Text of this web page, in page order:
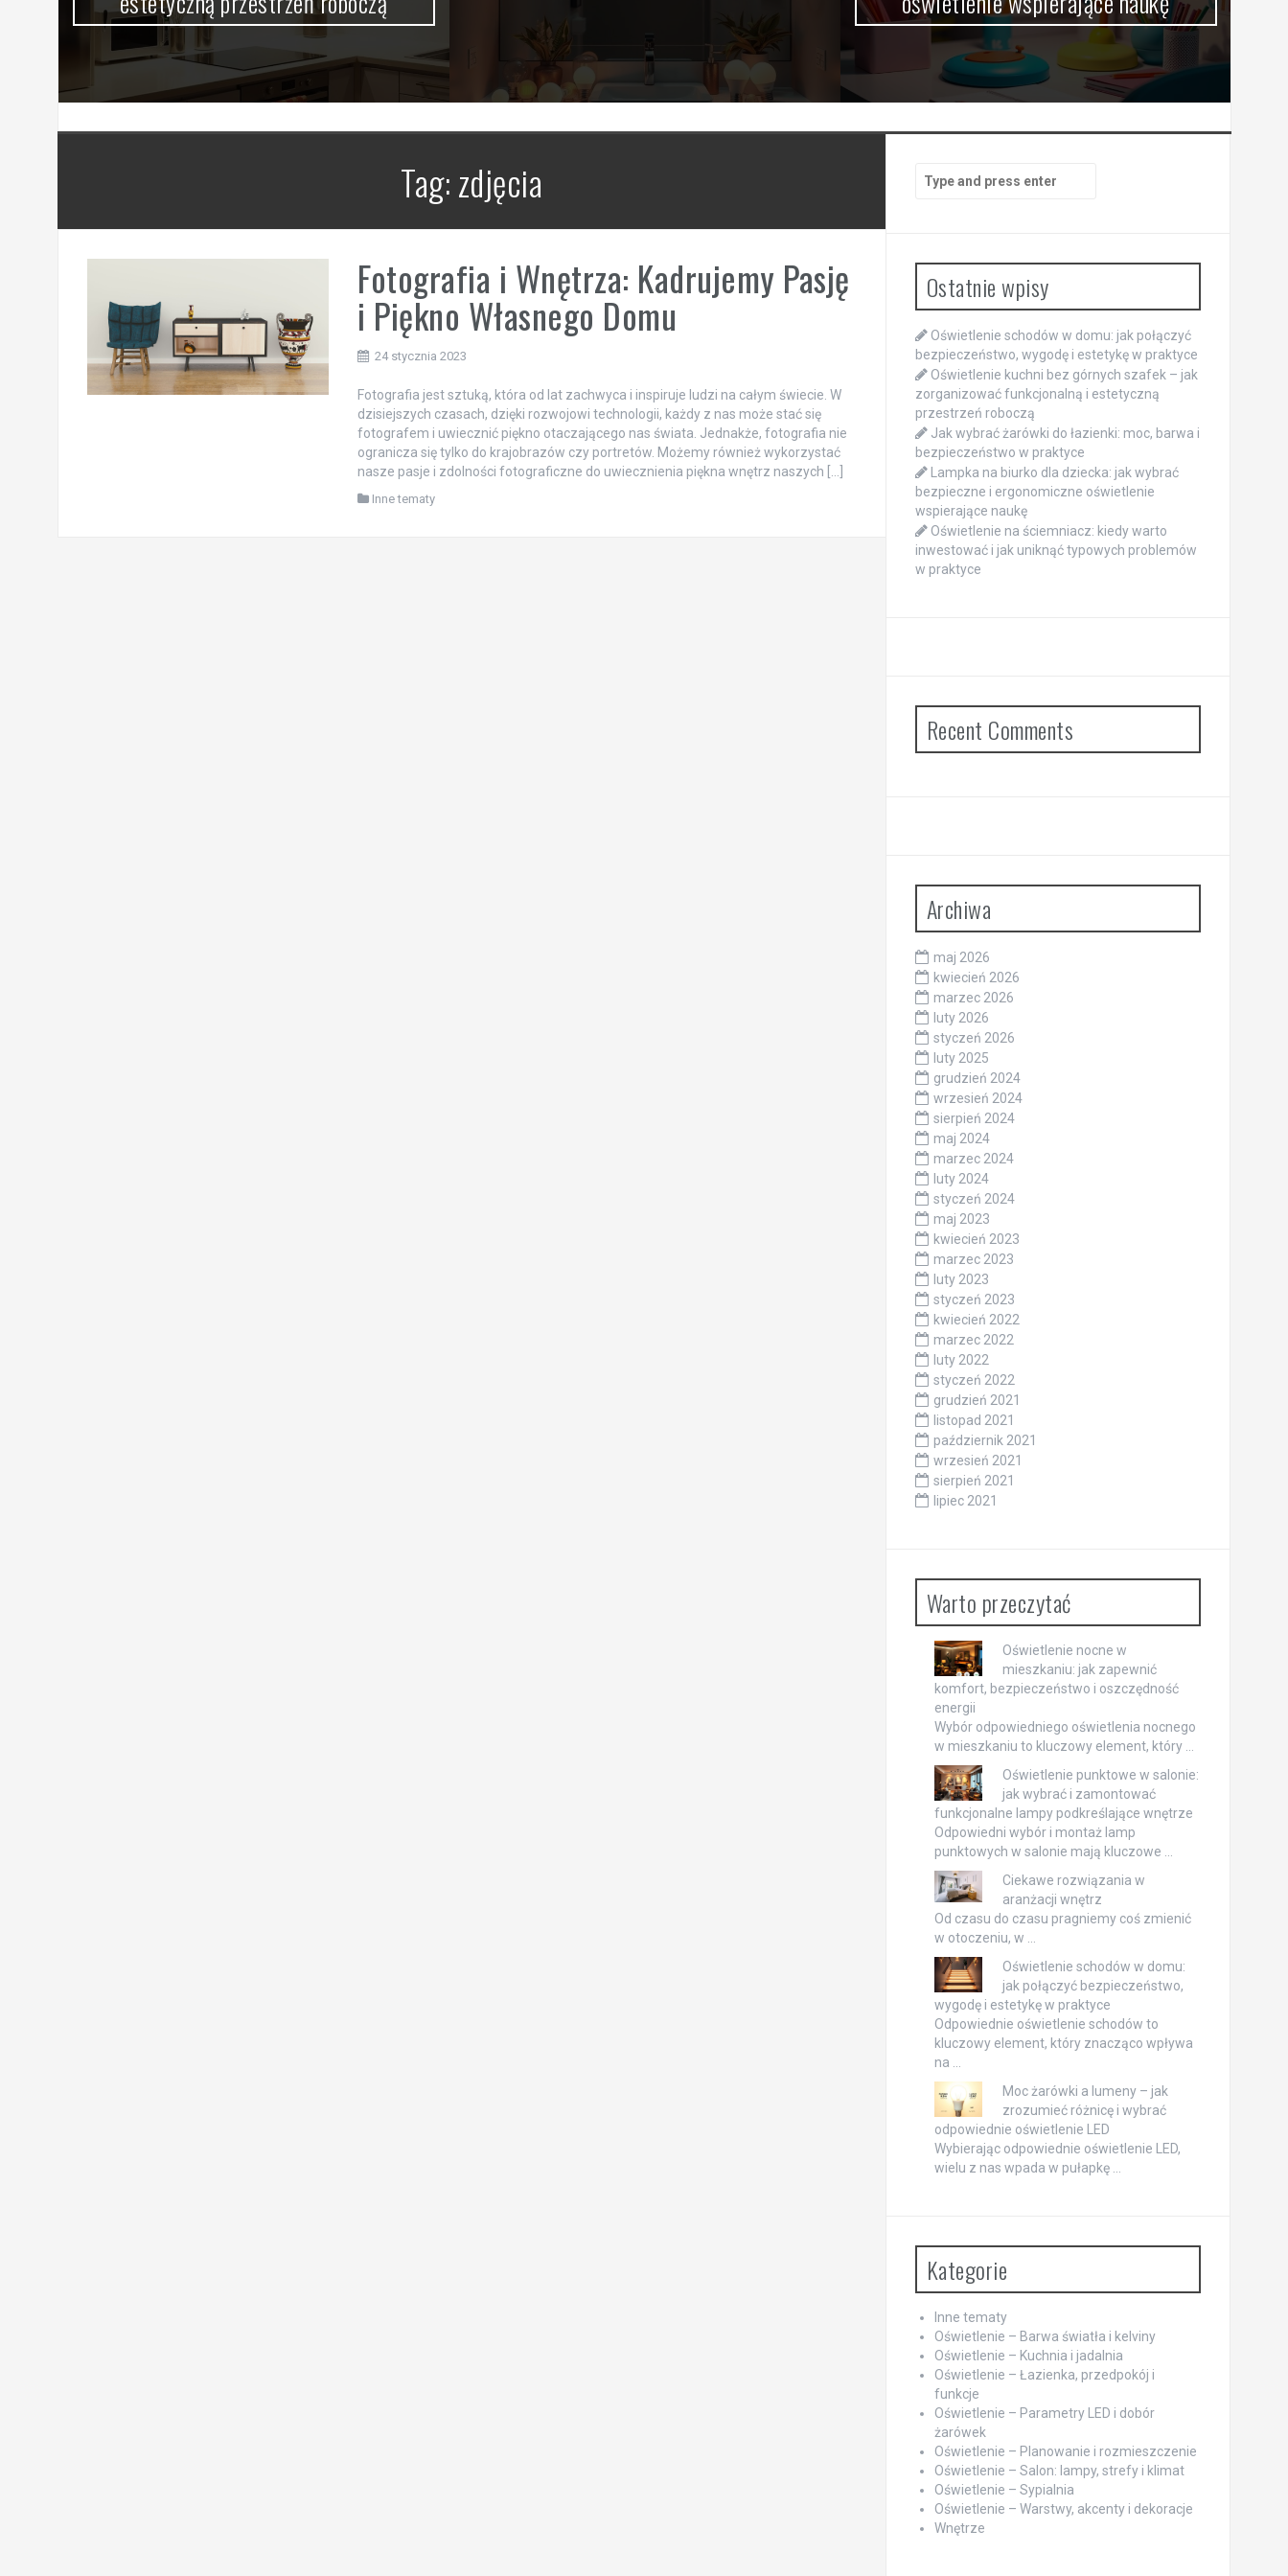
Tag:zdjęcia
Fotografia i Wnętrza: Kadrujemy Pasję
i Piękno Własnego Domu
24 stycznia 2023
Fotografia jest sztuką, która od lat zachwyca i inspiruje ludzi na całym świecie. W
dzisiejszych czasach, dzięki rozwojowi technologii, każdy z nas może stać się
fotografem i uwiecznić piękno otaczającego nas świata. Jednakże, fotografia nie
ogranicza się tylko do krajobrazów czy portretów. Możemy również wykorzystać
nasze pasje i zdolności fotograficzne do uwiecznienia piękna wnętrz naszych […]
Inne tematy
for:
Ostatnie wpisy
Oświetlenie schodów w domu: jak połączyć
bezpieczeństwo, wygodę i estetykę w praktyce
Oświetlenie kuchni bez górnych szafek – jak
zorganizować funkcjonalną i estetyczną
przestrzeń roboczą
Jak wybrać żarówki do łazienki: moc, barwa i
bezpieczeństwo w praktyce
Lampka na biurko dla dziecka: jak wybrać
bezpieczne i ergonomiczne oświetlenie
wspierające naukę
Oświetlenie na ściemniacz: kiedy warto
inwestować i jak uniknąć typowych problemów
w praktyce
Recent Comments
Archiwa
maj 2026
kwiecień 2026
marzec 2026
luty 2026
styczeń 2026
luty 2025
grudzień 2024
wrzesień 2024
sierpień 2024
maj 2024
marzec 2024
luty 2024
styczeń 2024
maj 2023
kwiecień 2023
marzec 2023
luty 2023
styczeń 2023
kwiecień 2022
marzec 2022
luty 2022
styczeń 2022
grudzień 2021
listopad 2021
październik 2021
wrzesień 2021
sierpień 2021
lipiec 2021
Warto przeczytać
Oświetlenie nocne w
mieszkaniu: jak zapewnić
komfort, bezpieczeństwo i oszczędność
energii
Wybór odpowiedniego oświetlenia nocnego
w mieszkaniu to kluczowy element, który …
Oświetlenie punktowe w salonie:
jak wybrać i zamontować
funkcjonalne lampy podkreślające wnętrze
Odpowiedni wybór i montaż lamp
punktowych w salonie mają kluczowe …
Ciekawe rozwiązania w
aranżacji wnętrz
Od czasu do czasu pragniemy coś zmienić
w otoczeniu, w …
Oświetlenie schodów w domu:
jak połączyć bezpieczeństwo,
wygodę i estetykę w praktyce
Odpowiednie oświetlenie schodów to
kluczowy element, który znacząco wpływa
na …
Moc żarówki a lumeny – jak
zrozumieć różnicę i wybrać
odpowiednie oświetlenie LED
Wybierając odpowiednie oświetlenie LED,
wielu z nas wpada w pułapkę …
Kategorie
Inne tematy
Oświetlenie – Barwa światła i kelviny
Oświetlenie – Kuchnia i jadalnia
Oświetlenie – Łazienka, przedpokój i
funkcje
Oświetlenie – Parametry LED i dobór
żarówek
Oświetlenie – Planowanie i rozmieszczenie
Oświetlenie – Salon: lampy, strefy i klimat
Oświetlenie – Sypialnia
Oświetlenie – Warstwy, akcenty i dekoracje
Wnętrze